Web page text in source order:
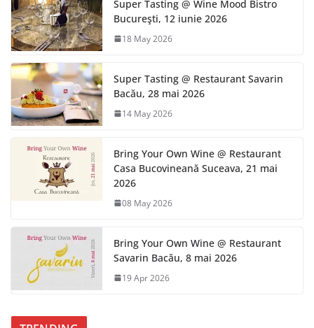
Super Tasting @ Wine Mood Bistro
Bucureşti, 12 iunie 2026
18 May 2026
Super Tasting @ Restaurant Savarin
Bacău, 28 mai 2026
14 May 2026
Bring Your Own Wine @ Restaurant
Casa Bucovineană Suceava, 21 mai
2026
08 May 2026
Bring Your Own Wine @ Restaurant
Savarin Bacău, 8 mai 2026
19 Apr 2026